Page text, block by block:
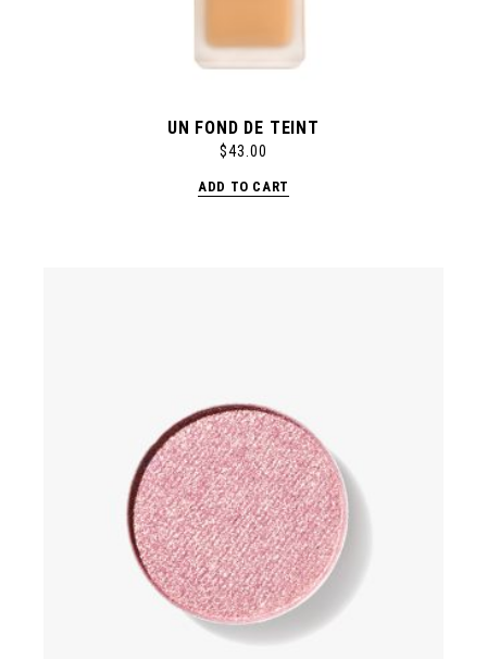
UN FOND DE TEINT
$43.00
ADD TO CART